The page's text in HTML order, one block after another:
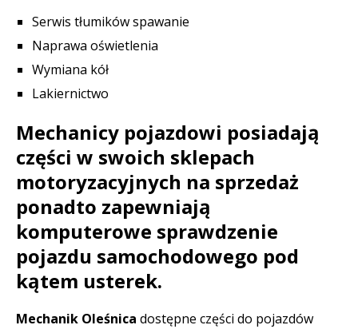
Serwis tłumików spawanie
Naprawa oświetlenia
Wymiana kół
Lakiernictwo
Mechanicy pojazdowi posiadają
części w swoich sklepach
motoryzacyjnych na sprzedaż
ponadto zapewniają
komputerowe sprawdzenie
pojazdu samochodowego pod
kątem usterek.
Mechanik Oleśnica dostępne części do pojazdów